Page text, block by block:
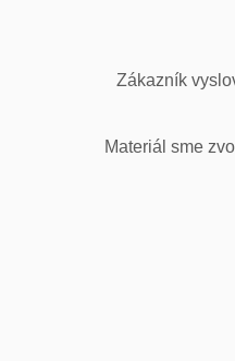
Zákazník
Materiál sme